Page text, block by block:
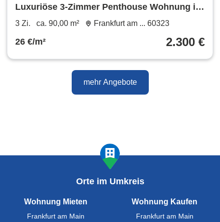
Luxuriöse 3-Zimmer Penthouse Wohnung im
Westend Frankfurt
3 Zi. ca. 90,00 m² Frankfurt am ... 60323
26 €/m² 2.300 €
mehr Angebote
Orte im Umkreis
Wohnung Mieten
Frankfurt am Main
Wohnung Kaufen
Frankfurt am Main